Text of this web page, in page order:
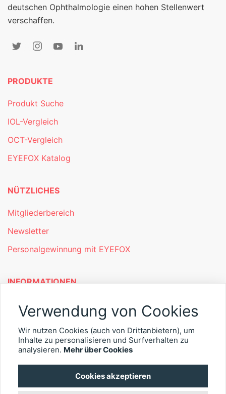
deutschen Ophthalmologie einen hohen Stellenwert
verschaffen.
PRODUKTE
Produkt Suche
IOL-Vergleich
OCT-Vergleich
EYEFOX Katalog
NÜTZLICHES
Mitgliederbereich
Newsletter
Personalgewinnung mit EYEFOX
INFORMATIONEN
Was ist EYEFOX – Ihre Möglichkeiten
Kontakt
Verwendung von Cookies
Wir nutzen Cookies (auch von Drittanbietern), um
Inhalte zu personalisieren und Surfverhalten zu
analysieren. Mehr über Cookies
Cookies akzeptieren